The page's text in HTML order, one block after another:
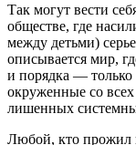
Так могут вести
обществе, где
между детьми)
описывается мир,
и порядка — только
окруженные со
лишенных
Любой, кто прожил